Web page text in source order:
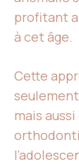
profitant
à cet âge.
Cette
mais